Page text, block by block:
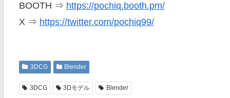
BOOTH ⇒ https://pochiq.booth.pm/
X ⇒ https://twitter.com/pochiq99/
3DCG Blender
3DCG 3Dモデル Blender